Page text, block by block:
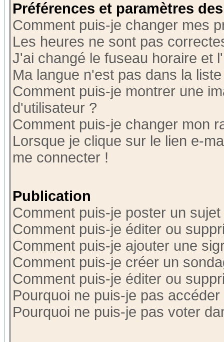
Préférences et paramètres
Comment puis-je changer mes
Les heures ne sont pas
J'ai changé le fuseau horaire et
Ma langue n'est pas dans la
Comment puis-je montrer une
d'utilisateur ?
Comment puis-je changer mon
Lorsque je clique sur le lien e-
me connecter !
Publication
Comment puis-je poster un
Comment puis-je éditer ou
Comment puis-je ajouter une
Comment puis-je créer un
Comment puis-je éditer ou
Pourquoi ne puis-je pas
Pourquoi ne puis-je pas voter